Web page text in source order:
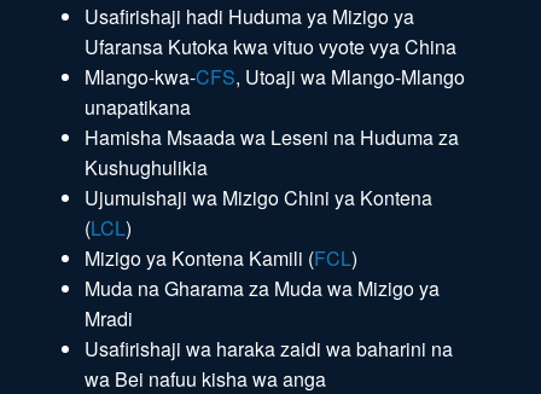
Usafirishaji hadi Huduma ya Mizigo ya
Ufaransa Kutoka kwa vituo vyote vya China
Mlango-kwa-CFS, Utoaji wa Mlango-Mlango
unapatikana
Hamisha Msaada wa Leseni na Huduma za
Kushughulikia
Ujumuishaji wa Mizigo Chini ya Kontena
(LCL)
Mizigo ya Kontena Kamili (FCL)
Muda na Gharama za Muda wa Mizigo ya
Mradi
Usafirishaji wa haraka zaidi wa baharini na
wa Bei nafuu kisha wa anga